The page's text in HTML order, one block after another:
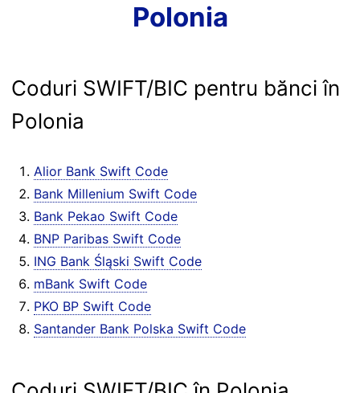
Polonia
Coduri SWIFT/BIC pentru bănci în
Polonia
Alior Bank Swift Code
Bank Millenium Swift Code
Bank Pekao Swift Code
BNP Paribas Swift Code
ING Bank Śląski Swift Code
mBank Swift Code
PKO BP Swift Code
Santander Bank Polska Swift Code